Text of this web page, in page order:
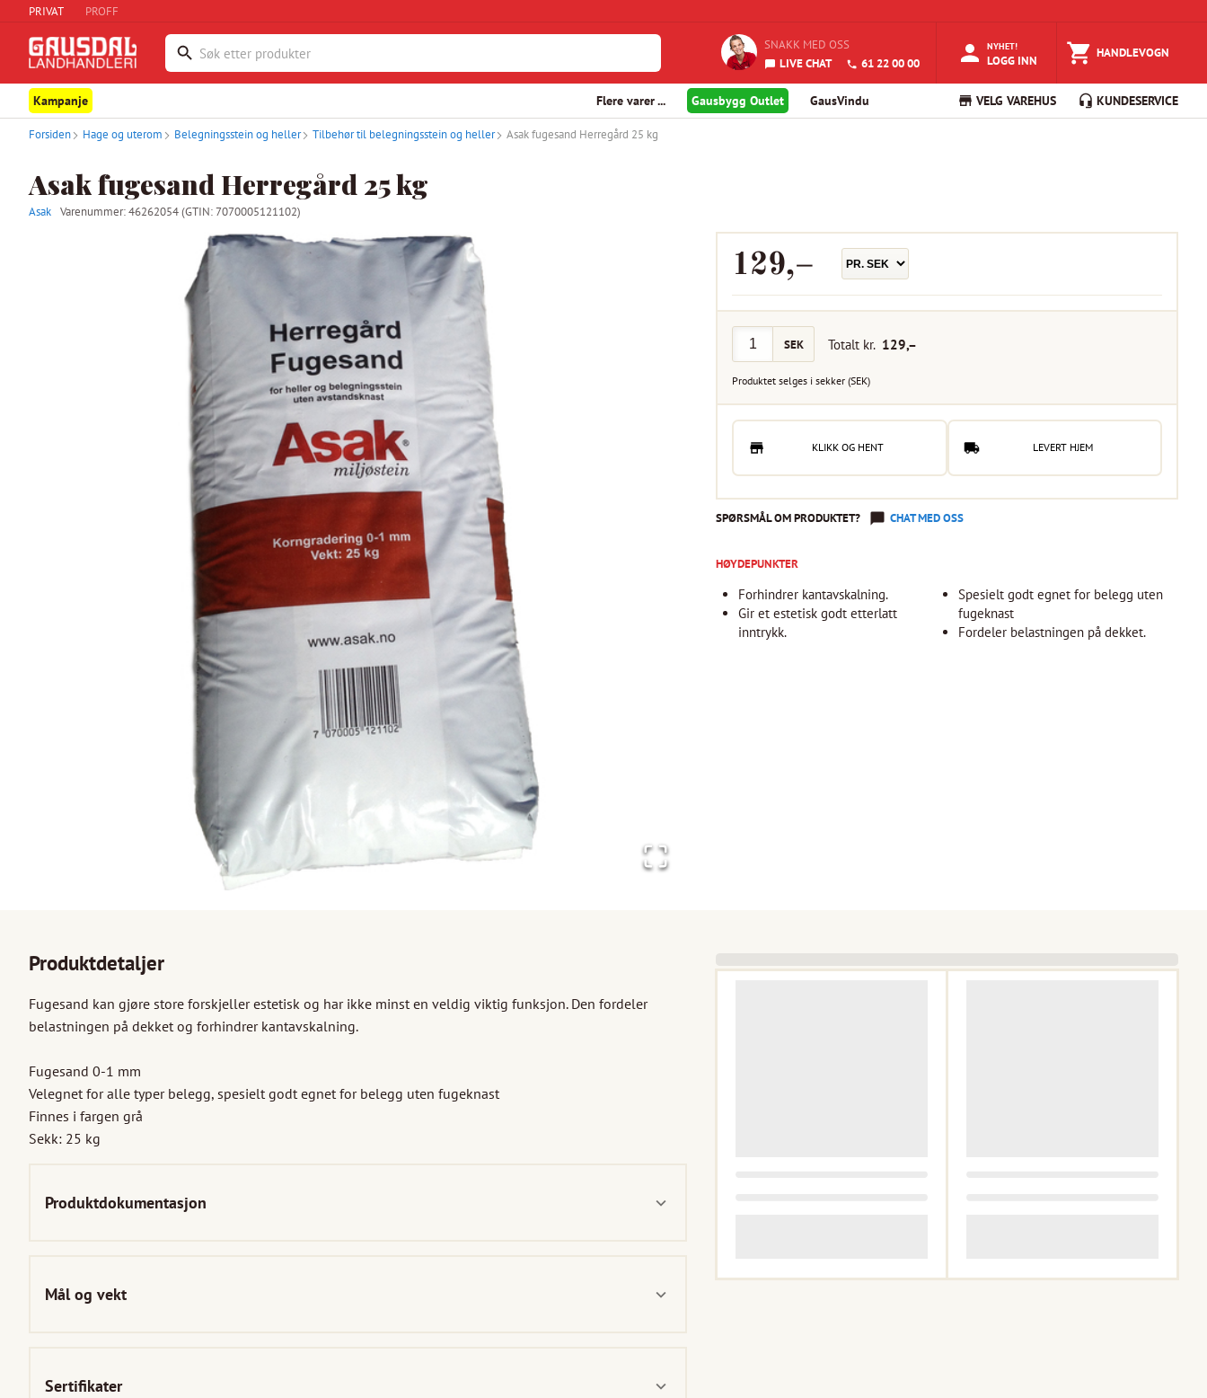
PRIVAT PROFF
SNAKK MED OSS
LIVE CHAT
61 22 00 00
NYHET!
LOGG INN HANDLEVOGN
Kampanje Flere varer ... Gausbygg Outlet GausVindu VELG VAREHUS KUNDESERVICE
Forsiden Hage og uterom Belegningsstein og heller Tilbehør til belegningsstein og heller Asak fugesand Herregård 25 kg
Asak fugesand Herregård 25 kg
Asak Varenummer:46262054(GTIN: 7070005121102)
129,–
SEK Totalt kr. 129,–
Produktet selges isekker (SEK)
KLIKK OG HENT LEVERT HJEM
SPØRSMÅL OM PRODUKTET? CHAT MED OSS
HØYDEPUNKTER
Forhindrer kantavskalning.
Gir et estetisk godt etterlatt
inntrykk.
Spesielt godt egnet for belegg uten
fugeknast
Fordeler belastningen på dekket.
Produktdetaljer
Fugesand kan gjøre store forskjeller estetisk og har ikke minst en veldig viktig funksjon. Den fordeler
belastningen på dekket og forhindrer kantavskalning.
Fugesand 0-1 mm
Velegnet for alle typer belegg, spesielt godt egnet for belegg uten fugeknast
Finnes i fargen grå
Sekk: 25 kg
Produktdokumentasjon
Mål og vekt
Sertifikater